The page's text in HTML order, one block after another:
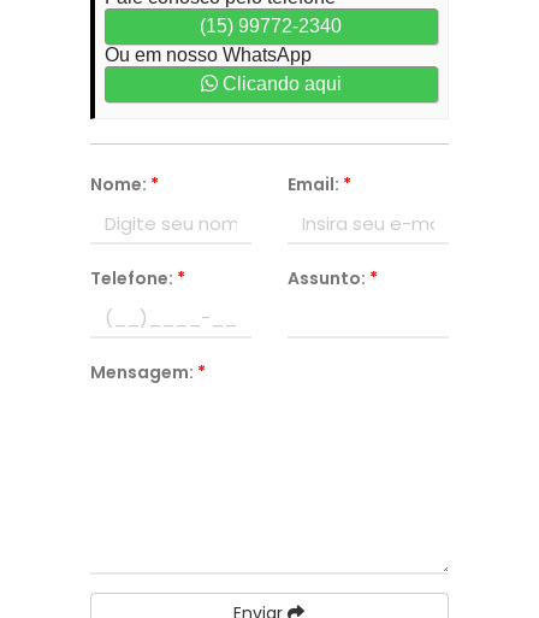
(15) 99772-2340
Ou em nosso WhatsApp
Clicando aqui
Nome: * Email: *
Telefone: * Assunto: *
Mensagem: *
Enviar